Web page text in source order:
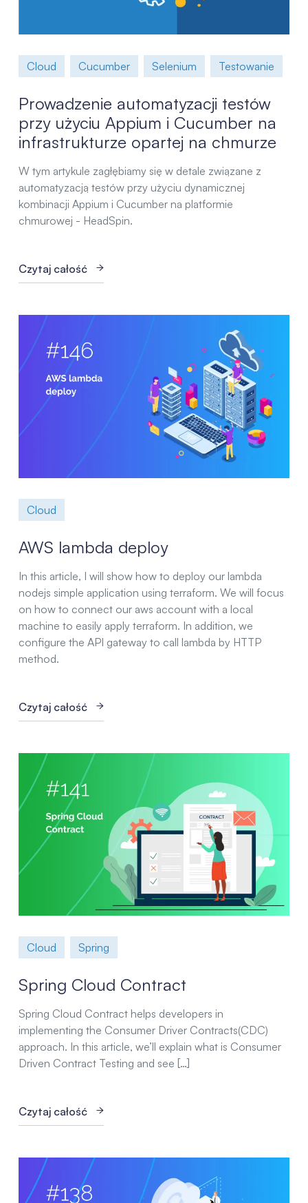
Cloud Cucumber Selenium Testowanie
Prowadzenie automatyzacji testów
przy użyciu Appium i Cucumber na
infrastrukturze opartej na chmurze
W tym artykule zagłębiamy się w detale związane z
automatyzacją testów przy użyciu dynamicznej
kombinacji Appium i Cucumber na platformie
chmurowej - HeadSpin.
Czytaj całość
Cloud
AWS lambda deploy
In this article, I will show how to deploy our lambda
nodejs simple application using terraform. We will focus
on how to connect our aws account with a local
machine to easily apply terraform. In addition, we
configure the API gateway to call lambda by HTTP
method.
Czytaj całość
Cloud Spring
Spring Cloud Contract
Spring Cloud Contract helps developers in
implementing the Consumer Driver Contracts(CDC)
approach. In this article, we’ll explain what is Consumer
Driven Contract Testing and see […]
Czytaj całość